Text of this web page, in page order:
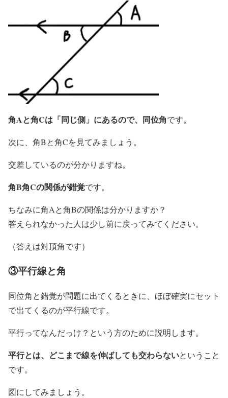
角Aと角Cは「同じ側」にあるので、同位角です。
次に、角Bと角Cを見てみましょう。
交差しているのが分かりますね。
角B角Cの関係が錯覚です。
ちなみに角Aと角Bの関係は分かりますか？
答えられなかった人は少し前に戻ってみてください。
（答えは対頂角です）
③平行線と角
同位角と錯覚が問題に出てくるときに、ほぼ確実にセット
で出てくるのが平行線です。
平行ってなんだっけ？という方のために説明します。
平行とは、どこまで線を伸ばしても交わらないということ
です。
図にしてみましょう。